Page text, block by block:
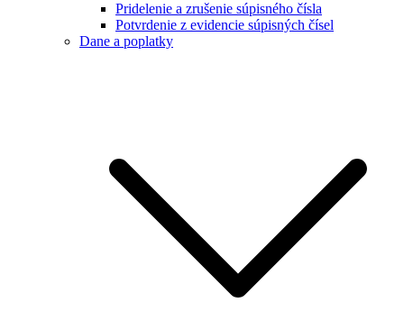
Pridelenie a zrušenie súpisného čísla
Potvrdenie z evidencie súpisných čísel
Dane a poplatky